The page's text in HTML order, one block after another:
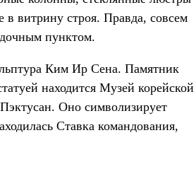
витрину строя. Правда, совсем
пунктом.
Ким Ир Сена. Памятник
находится Музей корейской
Оно символизирует
Ставка командования,